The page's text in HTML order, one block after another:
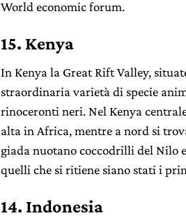
World economic forum.
15. Kenya
In Kenya la Great Rift Valley,
straordinaria varietà di specie
rinoceronti neri. Nel Kenya
alta in Africa, mentre a nord si
giada nuotano coccodrilli del Nilo
quelli che si ritiene siano stati i
14. Indonesia